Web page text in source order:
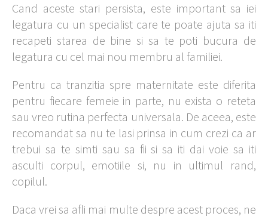
Cand aceste stari persista, este important sa iei
legatura cu un specialist care te poate ajuta sa iti
recapeti starea de bine si sa te poti bucura de
legatura cu cel mai nou membru al familiei.
Pentru ca tranzitia spre maternitate este diferita
pentru fiecare femeie in parte, nu exista o reteta
sau vreo rutina perfecta universala. De aceea, este
recomandat sa nu te lasi prinsa in cum crezi ca ar
trebui sa te simti sau sa fii si sa iti dai voie sa iti
asculti corpul, emotiile si, nu in ultimul rand,
copilul.
Daca vrei sa afli mai multe despre acest proces, ne